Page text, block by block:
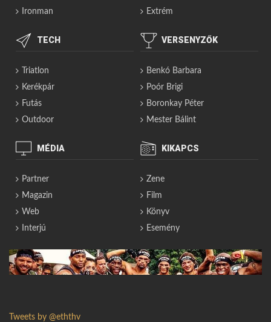
Ironman
Extrém
TECH
Triatlon
Kerékpár
Futás
Outdoor
VERSENYZŐK
Benkó Barbara
Poór Brigi
Boronkay Péter
Mester Bálint
MÉDIA
Partner
Magazin
Web
Interjú
KIKAPCS
Zene
Film
Könyv
Esemény
Tweets by @eththv